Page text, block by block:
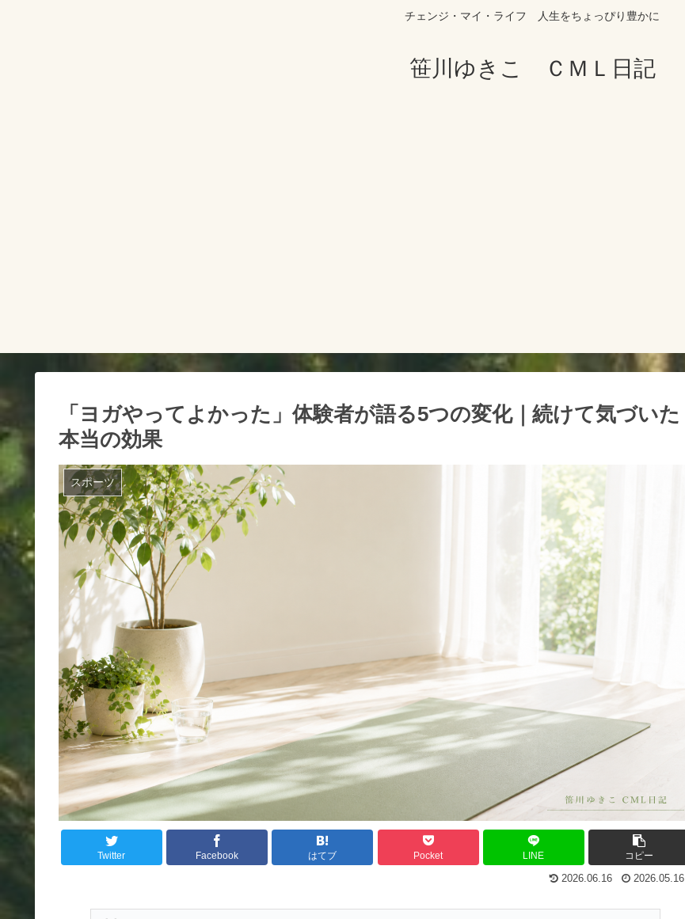
チェンジ・マイ・ライフ 人生をちょっぴり豊かに
笹川ゆきこ ＣＭＬ日記
「ヨガやってよかった」体験者が語る5つの変化｜続けて気づいた
本当の効果
スポーツ
Twitter Facebook はてブ Pocket LINE コピー
2026.06.16 2026.05.16